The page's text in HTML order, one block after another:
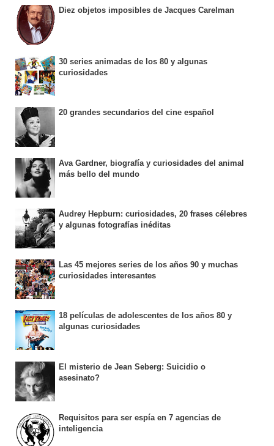
Diez objetos imposibles de Jacques Carelman
30 series animadas de los 80 y algunas
curiosidades
20 grandes secundarios del cine español
Ava Gardner, biografía y curiosidades del animal
más bello del mundo
Audrey Hepburn: curiosidades, 20 frases célebres
y algunas fotografías inéditas
Las 45 mejores series de los años 90 y muchas
curiosidades interesantes
18 películas de adolescentes de los años 80 y
algunas curiosidades
El misterio de Jean Seberg: Suicidio o
asesinato?
Requisitos para ser espía en 7 agencias de
inteligencia